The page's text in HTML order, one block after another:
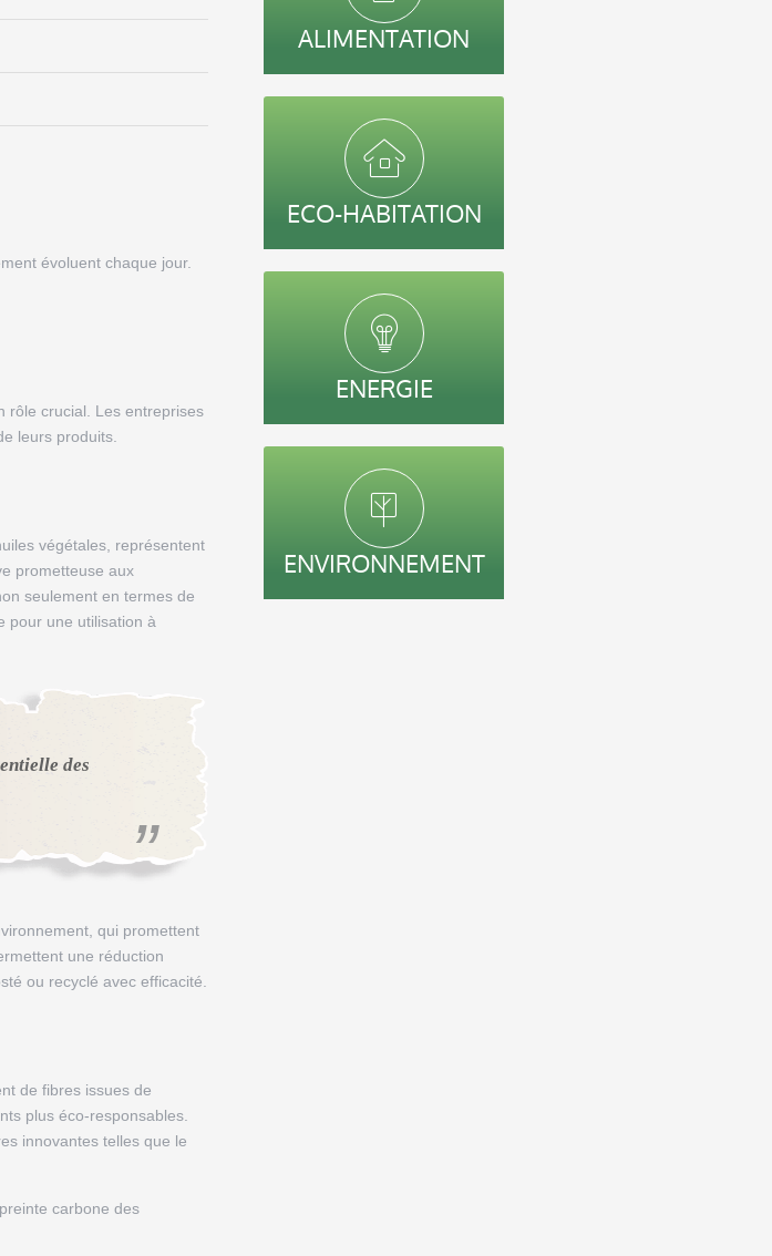
évoluent chaque jour.
rôle crucial. Les entreprises
leurs produits.
végétales, représentent
prometteuse aux
seulement en termes de
pour une utilisation à
des
qui promettent
une réduction
ou recyclé avec efficacité.
de fibres issues de
plus éco-responsables.
innovantes telles que le
carbone des
ALIMENTATION
ECO-HABITATION
ENERGIE
ENVIRONNEMENT